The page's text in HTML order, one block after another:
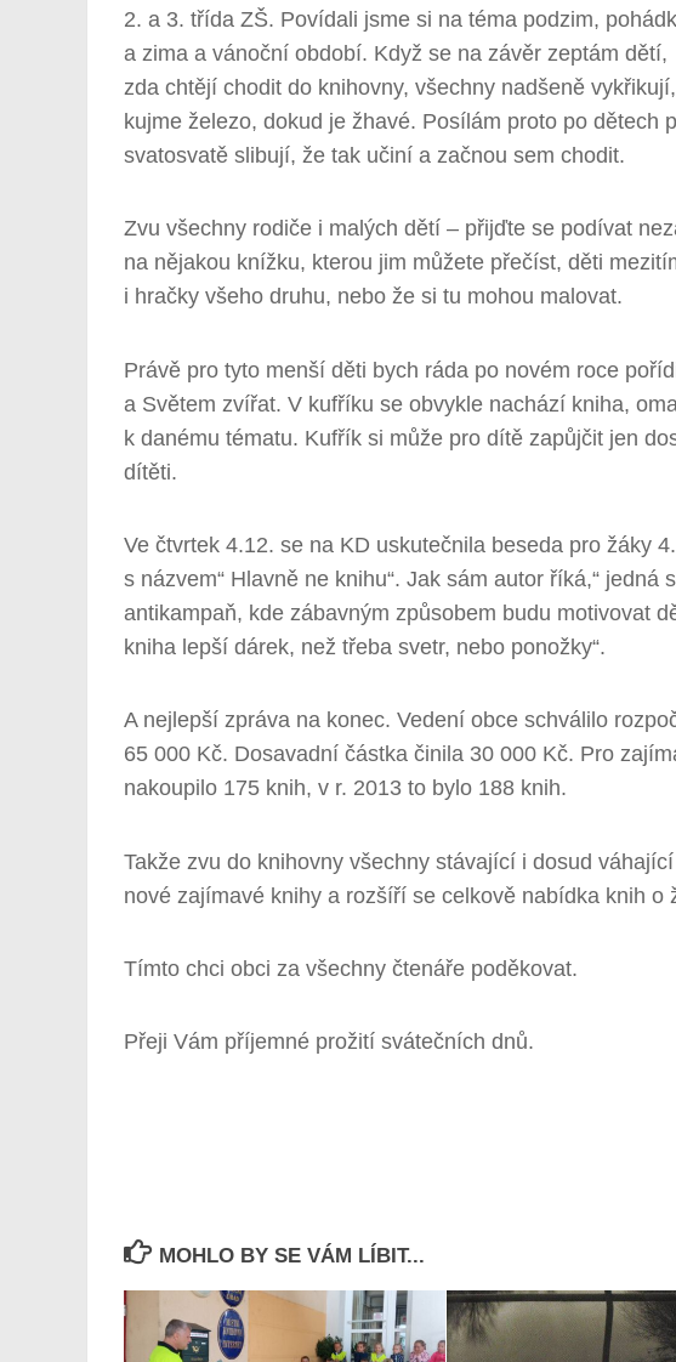
2. a 3. třída ZŠ. Povídali jsme si na téma podzim,
a zima a vánoční období. Když se na závěr zeptám dětí,
zda chtějí chodit do knihovny, všechny nadšeně
kujme železo, dokud je žhavé. Posílám proto po dětech
svatosvatě slibují, že tak učiní a začnou sem chodit.
Zvu všechny rodiče i malých dětí – přijďte se podívat
na nějakou knížku, kterou jim můžete přečíst, děti
i hračky všeho druhu, nebo že si tu mohou malovat.
Právě pro tyto menší děti bych ráda po novém roce
a Světem zvířat. V kufříku se obvykle nachází kniha,
k danému tématu. Kufřík si může pro dítě zapůjčit jen
dítěti.
Ve čtvrtek 4.12. se na KD uskutečnila beseda pro žáky
s názvem“ Hlavně ne knihu“. Jak sám autor říká,“ jedná
antikampaň, kde zábavným způsobem budu motivovat
kniha lepší dárek, než třeba svetr, nebo ponožky“.
A nejlepší zpráva na konec. Vedení obce schválilo
65 000 Kč. Dosavadní částka činila 30 000 Kč. Pro
nakoupilo 175 knih, v r. 2013 to bylo 188 knih.
Takže zvu do knihovny všechny stávající i dosud
nové zajímavé knihy a rozšíří se celkově nabídka knih o
Tímto chci obci za všechny čtenáře poděkovat.
Přeji Vám příjemné prožití svátečních dnů.
MOHLO BY SE VÁM LÍBIT...